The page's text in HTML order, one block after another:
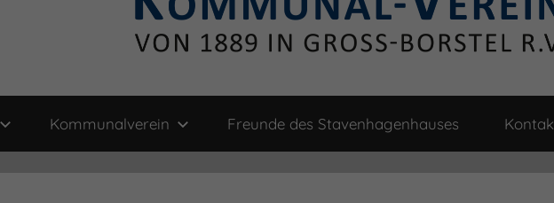
Kommunalverein Freunde des Stavenhagenhauses